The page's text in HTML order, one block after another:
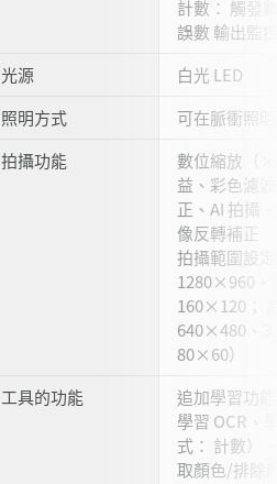
計數： 觸發
誤數 輸出監
光源
白光 LED
照明方式
可在脈衝照
拍攝功能
數位縮放（
益、彩色濾
正、AI 拍攝
像反轉補正
拍攝範圍設
1280×960
160×120；
640×480、
80×60）
工具的功能
追加學習功
學習 OCR、
式： 計數）
取顏色/排除